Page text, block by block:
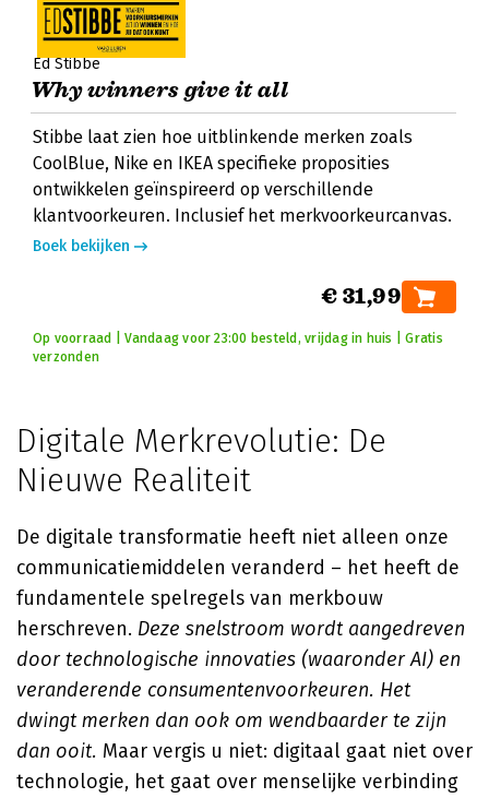
Ed Stibbe
Why winners give it all
Stibbe laat zien hoe uitblinkende merken zoals
CoolBlue, Nike en IKEA specifieke proposities
ontwikkelen geïnspireerd op verschillende
klantvoorkeuren. Inclusief het merkvoorkeurcanvas.
Boek bekijken
€ 31,99
Op voorraad | Vandaag voor 23:00 besteld, vrijdag in huis | Gratis
verzonden
Digitale Merkrevolutie: De
Nieuwe Realiteit
De digitale transformatie heeft niet alleen onze
communicatiemiddelen veranderd – het heeft de
fundamentele spelregels van merkbouw
herschreven. Deze snelstroom wordt aangedreven
door technologische innovaties (waaronder AI) en
veranderende consumentenvoorkeuren. Het
dwingt merken dan ook om wendbaarder te zijn
dan ooit. Maar vergis u niet: digitaal gaat niet over
technologie, het gaat over menselijke verbinding